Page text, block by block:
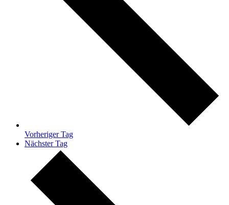
Vorheriger Tag
Nächster Tag